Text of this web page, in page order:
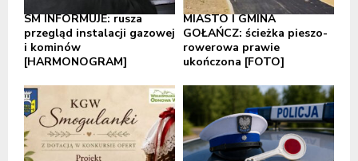
SM INFORMUJE: rusza
przegląd instalacji gazowej
i kominów
[HARMONOGRAM]
MIASTO I GMINA
GOŁAŃCZ: ścieżka pieszo-
rowerowa prawie
ukończona [FOTO]